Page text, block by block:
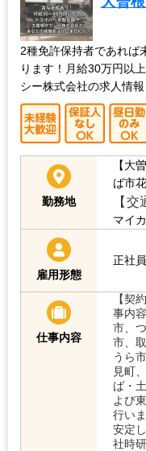
2種免許保持者であれば
ります！月給30万円以
シー株式会社の求人情報
勤務地
【大
ば市
【交
マイ
雇用形態
正社員
仕事内容
【契
事内
市、
市、
うら
見町
ば・
よび
行い
安定
社時